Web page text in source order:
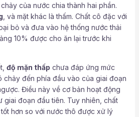
của nước chia thành hai phần.
, và mặt khác là thấm. Chất cô đặc với
bỏ và đưa vào hệ thống nước thải
10% được cho ăn lại trước khi
độ mặn thấp chưa đáp ứng mức
chảy đến phía đầu vào của giai đoạn
Điều này về cơ bản hoạt động
giai đoạn đầu tiên. Tuy nhiên, chất
hơn so với nước thô được xử lý